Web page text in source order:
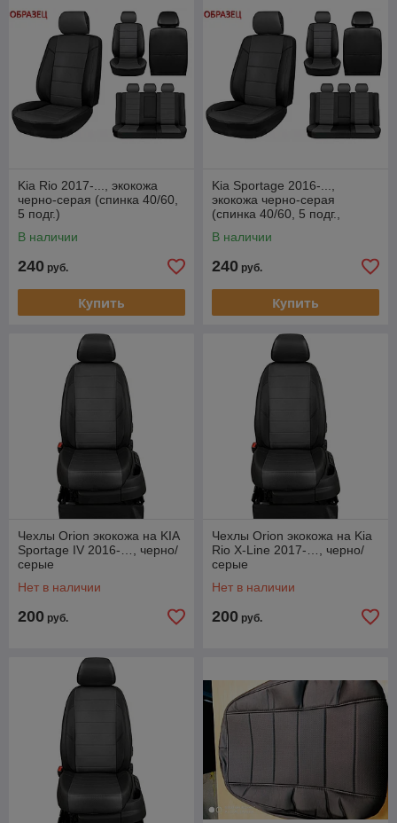
Kia Rio 2017-..., экокожа
черно-серая (спинка 40/60,
5 подг.)
В наличии
240 руб.
Купить
Kia Sportage 2016-...,
экокожа черно-серая
(спинка 40/60, 5 подг.,
В наличии
240 руб.
Купить
Чехлы Orion экокожа на KIA
Sportage IV 2016-…, черно/
серые
Нет в наличии
200 руб.
Чехлы Orion экокожа на Kia
Rio X-Line 2017-…, черно/
серые
Нет в наличии
200 руб.